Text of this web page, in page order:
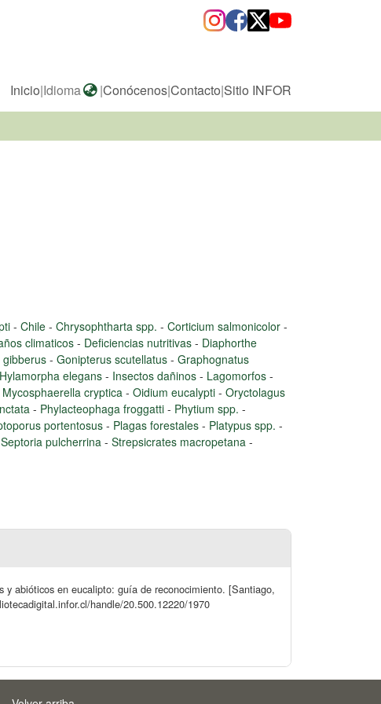
Inicio|Idioma |Conócenos|Contacto|Sitio INFOR
- Chile - Chrysophtharta spp. - Corticium salmonicolor -
climaticos - Deficiencias nutritivas - Diaphorthe
- Gonipterus scutellatus - Graphognatus
Hylamorpha elegans - Insectos dañinos - Lagomorfos -
Mycosphaerella cryptica - Oidium eucalypti - Oryctolagus
- Phylacteophaga froggatti - Phytium spp. -
portentosus- Plagas forestales - Platypus spp. -
Septoria pulcherrina - Strepsicrates macropetana -
abióticos en eucalipto: guía de reconocimiento. [Santiago,
handle/20.500.12220/1970